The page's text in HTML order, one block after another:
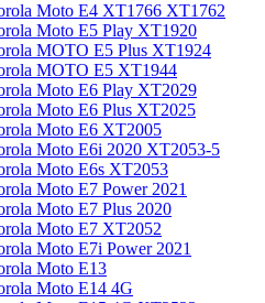
Moto E4 XT1766 XT1762
Moto E5 Play XT1920
MOTO E5 Plus XT1924
MOTO E5 XT1944
Moto E6 Play XT2029
Moto E6 Plus XT2025
Moto E6 XT2005
Moto E6i 2020 XT2053-5
Moto E6s XT2053
Moto E7 Power 2021
Moto E7 Plus 2020
Moto E7 XT2052
Moto E7i Power 2021
Moto E13
Moto E14 4G